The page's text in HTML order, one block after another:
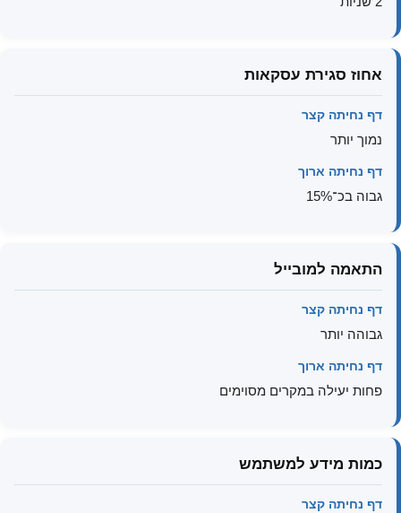
אחוז סגירת עסקאות
דף נחיתה קצר
נמוך יותר
דף נחיתה ארוך
גבוה בכ־15%
התאמה למובייל
דף נחיתה קצר
גבוהה יותר
דף נחיתה ארוך
פחות יעילה במקרים מסוימים
כמות מידע למשתמש
דף נחיתה קצר